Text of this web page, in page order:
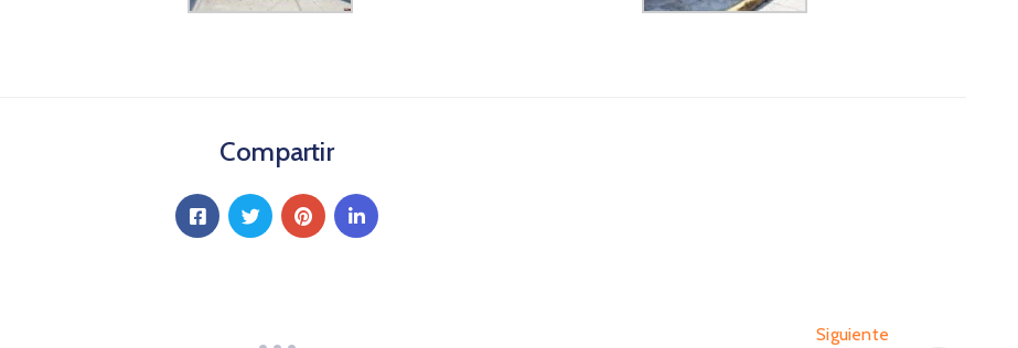
Compartir
Siguiente